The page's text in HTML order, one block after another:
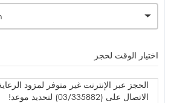
اختيار الوقت لحجز
الحجز عبر الإنترنت غير متوفر لمزود
الاتصال على (03/335882) لتحديد موعد!